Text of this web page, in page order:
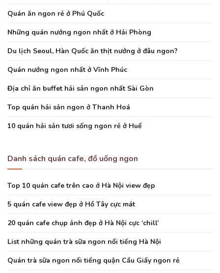
Quán ăn ngon rẻ ở Phú Quốc
Những quán nướng ngon nhất ở Hải Phòng
Du lịch Seoul, Hàn Quốc ăn thịt nướng ở đâu ngon?
Quán nướng ngon nhất ở Vĩnh Phúc
Địa chỉ ăn buffet hải sản ngon nhất Sài Gòn
Top quán hải sản ngon ở Thanh Hoá
10 quán hải sản tươi sống ngon rẻ ở Huế
Danh sách quán cafe, đồ uống ngon
Top 10 quán cafe trên cao ở Hà Nội view đẹp
5 quán cafe view đẹp ở Hồ Tây cực mát
20 quán cafe chụp ảnh đẹp ở Hà Nội cực ‘chill’
List những quán trà sữa ngon nổi tiếng Hà Nội
Quán trà sữa ngon nổi tiếng quận Cầu Giấy ngon rẻ